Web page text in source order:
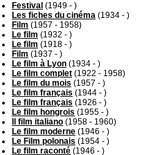
Festival (1949 - )
Les fiches du cinéma (1934 - )
Film (1957 - 1958)
Le film (1932 - )
Le film (1918 - )
Film (1937 - )
Le film à Lyon (1934 - )
Le film complet (1922 - 1958)
Le film du mois (1957 - )
Le film français (1944 - )
Le film français (1926 - )
Le film hongrois (1955 - )
Il film italiano (1958 - 1960)
Le film moderne (1946 - )
Le Film polonais (1954 - )
Le film raconté (1946 - )